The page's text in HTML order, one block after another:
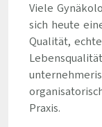
Viele
sich heute
Qualität,
Praxis.